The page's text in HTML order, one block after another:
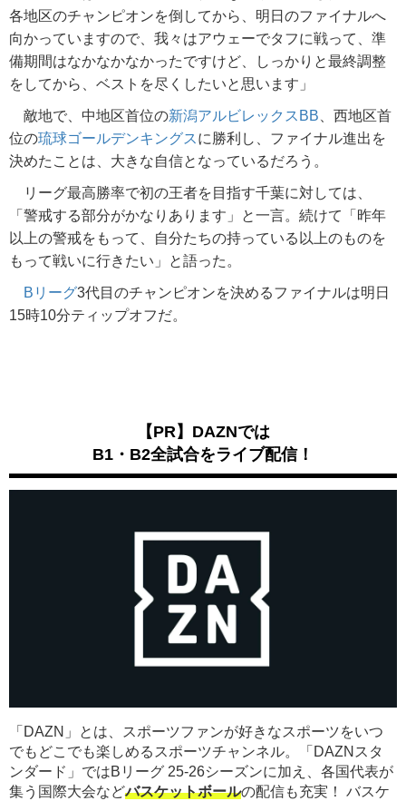
各地区のチャンピオンを倒してから、明日のファイナルへ
向かっていますので、我々はアウェーでタフに戦って、準
備期間はなかなかなかったですけど、しっかりと最終調整
をしてから、ベストを尽くしたいと思います」
敵地で、中地区首位の新潟アルビレックスBB 、西地区首
位の琉球ゴールデンキングスに勝利し、ファイナル進出を
決めたことは、大きな自信となっているだろう。
リーグ最高勝率で初の王者を目指す千葉に対しては、
「警戒する部分がかなりあります」と一言。続けて「昨年
以上の警戒をもって、自分たちの持っている以上のものを
もって戦いに行きたい」と語った。
Bリーグ3代目のチャンピオンを決めるファイナルは明日
15時10分ティップオフだ。
【PR】DAZNでは
B1・B2全試合をライブ配信！
「DAZN」とは、スポーツファンが好きなスポーツをいつ
でもどこでも楽しめるスポーツチャンネル。「DAZNスタ
ンダード」ではBリーグ 25-26シーズンに加え、各国代表が
集う国際大会などバスケットボールの配信も充実！ バスケ